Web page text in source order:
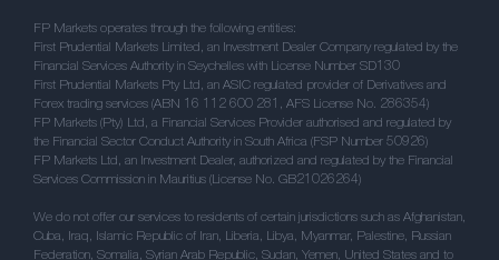
FP Markets operates through the following entities:
First Prudential Markets Limited, an Investment Dealer Company regulated by the
Financial Services Authority in Seychelles with License Number SD130
First Prudential Markets Pty Ltd, an ASIC regulated provider of Derivatives and
Forex trading services (ABN 16 112 600 281, AFS License No. 286354)
FP Markets (Pty) Ltd, a Financial Services Provider authorised and regulated by
the Financial Sector Conduct Authority in South Africa (FSP Number 50926)
FP Markets Ltd, an Investment Dealer, authorized and regulated by the Financial
Services Commission in Mauritius (License No. GB21026264)
We do not offer our services to residents of certain jurisdictions such as Afghanistan,
Cuba, Iraq, Islamic Republic of Iran, Liberia, Libya, Myanmar, Palestine, Russian
Federation, Somalia, Syrian Arab Republic, Sudan, Yemen, United States and to